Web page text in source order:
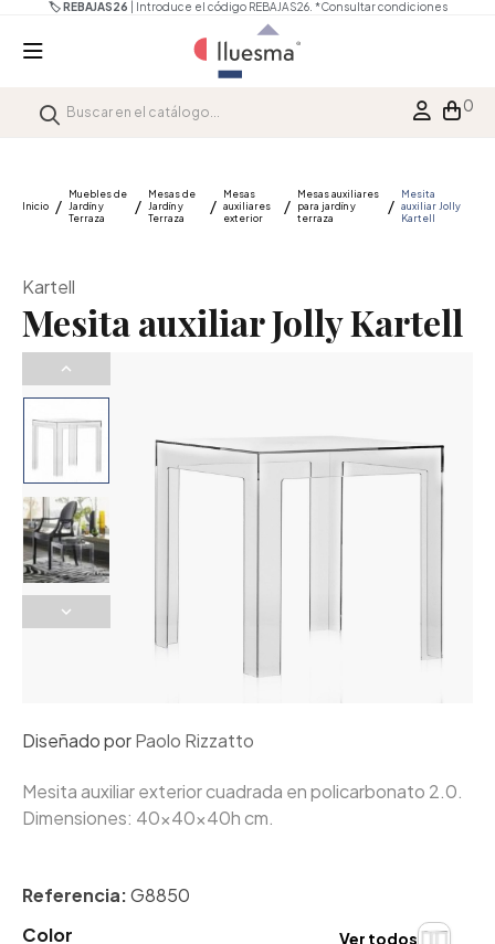
*Consultar condiciones 🏷️ REBAJAS26| Introduce el código
0
Inicio
Muebles de
Jardín y
Terraza
Mesas de
Jardín y
Terraza
Mesas
auxiliares
exterior
Mesas auxiliares
para jardín y
terraza
Mesita
auxiliar Jolly
Kartell
Kartell
Mesita auxiliar Jolly Kartell
Diseñado porPaolo Rizzatto
Mesita auxiliar exterior cuadrada en policarbonato 2.0.
Dimensiones: 40x40x40h cm.
Referencia:G8850
Color
Ver todos